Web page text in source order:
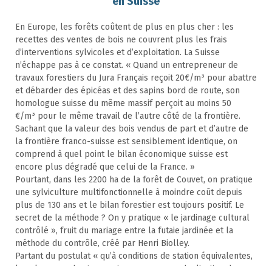
En Europe, les forêts coûtent de plus en plus cher : les
recettes des ventes de bois ne couvrent plus les frais
d’interventions sylvicoles et d’exploitation. La Suisse
n’échappe pas à ce constat. « Quand un entrepreneur de
travaux forestiers du Jura Français reçoit 20€/m³ pour abattre
et débarder des épicéas et des sapins bord de route, son
homologue suisse du même massif perçoit au moins 50
€/m³ pour le même travail de l’autre côté de la frontière.
Sachant que la valeur des bois vendus de part et d’autre de
la frontière franco-suisse est sensiblement identique, on
comprend à quel point le bilan économique suisse est
encore plus dégradé que celui de la France. »
Pourtant, dans les 2200 ha de la forêt de Couvet, on pratique
une sylviculture multifonctionnelle à moindre coût depuis
plus de 130 ans et le bilan forestier est toujours positif. Le
secret de la méthode ? On y pratique « le jardinage cultural
contrôlé », fruit du mariage entre la futaie jardinée et la
méthode du contrôle, créé par Henri Biolley.
Partant du postulat « qu’à conditions de station équivalentes,